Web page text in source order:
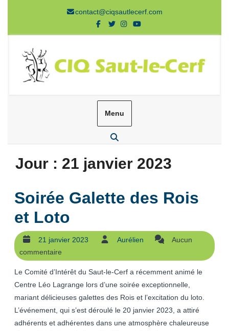
contact@ciqsautlecerf.com
Facebook
TwitterInstagram
Youtube
Menu
Jour : 21 janvier 2023
Soirée Galette des Rois
et Loto
Galette
Rois
et
Loto
21 janvier 2023
21
Aurélien AurélienAucun
commentaire
Le Comité d’Intérêt du Saut-le-Cerf a récemment animé le
Centre Léo Lagrange lors d’une soirée exceptionnelle,
mariant délicieuses galettes des Rois et l’excitation du loto.
L’événement, qui s’est déroulé le 20 janvier 2023, a attiré
adhérents et adhérentes dans une atmosphère chaleureuse